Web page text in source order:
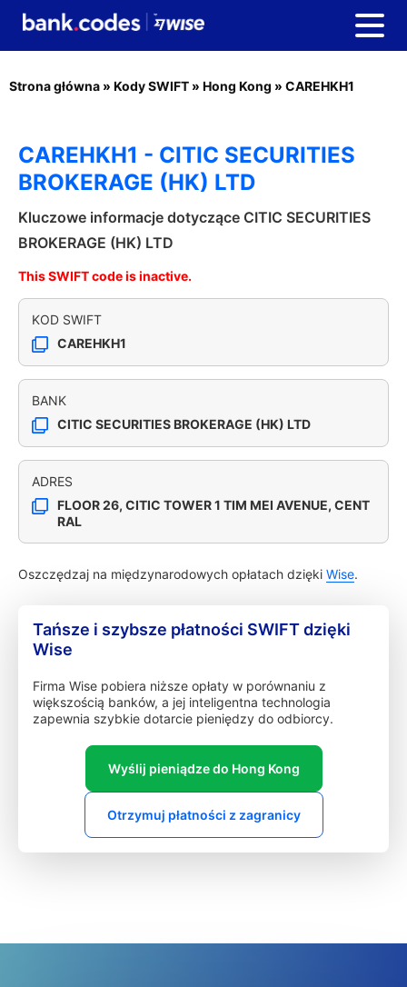
Strona główna » Kody SWIFT » Hong Kong » CAREHKH1
CAREHKH1 - CITIC SECURITIES
BROKERAGE (HK) LTD
Kluczowe informacje dotyczące CITIC SECURITIES
BROKERAGE (HK) LTD
This SWIFT code is inactive.
KOD SWIFT
CAREHKH1
BANK
CITIC SECURITIES BROKERAGE (HK) LTD
ADRES
FLOOR 26, CITIC TOWER 1 TIM MEI AVENUE, CENT
RAL
Oszczędzaj na międzynarodowych opłatach dzięki Wise.
Tańsze i szybsze płatności SWIFT dzięki
Wise
Firma Wise pobiera niższe opłaty w porównaniu z
większością banków, a jej inteligentna technologia
zapewnia szybkie dotarcie pieniędzy do odbiorcy.
Wyślij pieniądze do Hong Kong
Otrzymuj płatności z zagranicy